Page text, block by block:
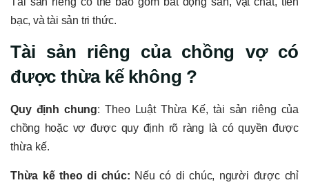
bạc, và tài sản tri thức.
Tài sản riêng của chồng vợ có
được thừa kế không ?
Quy định chung: Theo Luật Thừa Kế, tài sản riêng của
chồng hoặc vợ được quy định rõ ràng là có quyền được
thừa kế.
Thừa kế theo di chúc: Nếu có di chúc, người được chỉ